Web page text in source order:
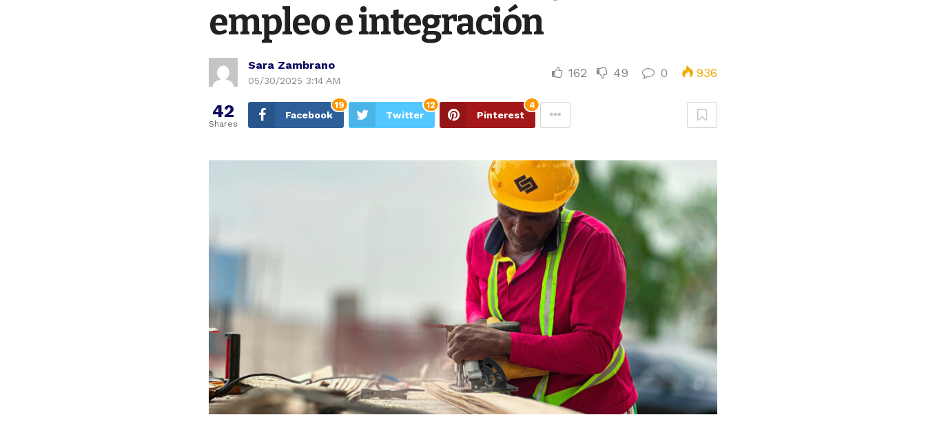
empleo e integración
Sara Zambrano
05/30/2025 3:14 AM
162 49 0 936
42
Shares
Facebook
19
Twitter
12
Pinterest
4